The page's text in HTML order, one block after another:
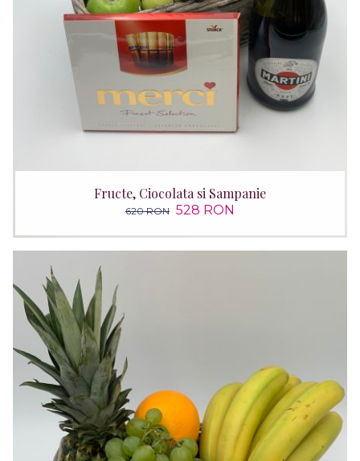
Fructe, Ciocolata si Sampanie
620 RON 528 RON